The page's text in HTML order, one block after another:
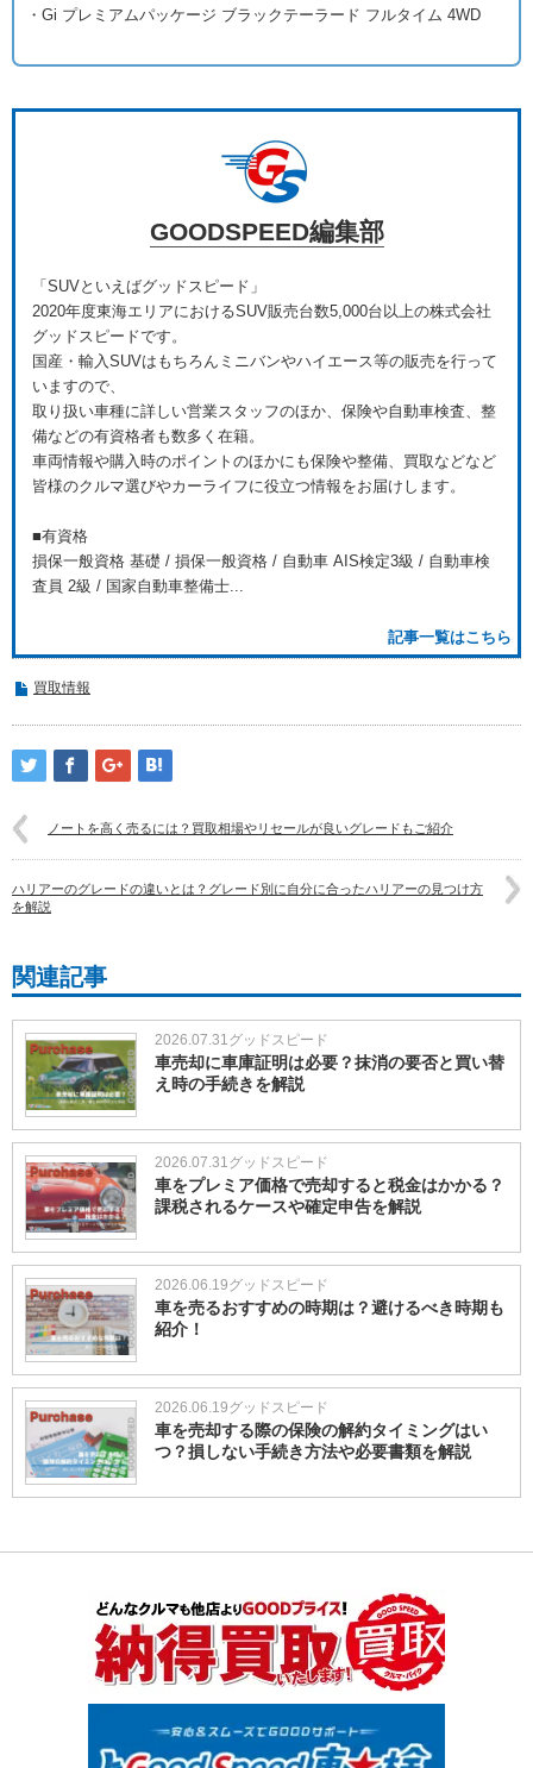
・Gi プレミアムパッケージ ブラックテーラード フルタイム 4WD
GOODSPEED編集部
「SUVといえばグッドスピード」
2020年度東海エリアにおけるSUV販売台数5,000台以上の株式会社
グッドスピードです。
国産・輸入SUVはもちろんミニバンやハイエース等の販売を行って
いますので、
取り扱い車種に詳しい営業スタッフのほか、保険や自動車検査、整
備などの有資格者も数多く在籍。
車両情報や購入時のポイントのほかにも保険や整備、買取などなど
皆様のクルマ選びやカーライフに役立つ情報をお届けします。
■有資格
損保一般資格 基礎 / 損保一般資格 / 自動車 AIS検定3級 / 自動車検
査員 2級 / 国家自動車整備士...
記事一覧はこちら
買取情報
ノートを高く売るには？買取相場やリセールが良いグレードもご紹介
ハリアーのグレードの違いとは？グレード別に自分に合ったハリアーの見つけ方
を解説
関連記事
2026.07.31グッドスピード
車売却に車庫証明は必要？抹消の要否と買い替
え時の手続きを解説
2026.07.31グッドスピード
車をプレミア価格で売却すると税金はかかる？
課税されるケースや確定申告を解説
2026.06.19グッドスピード
車を売るおすすめの時期は？避けるべき時期も
紹介！
2026.06.19グッドスピード
車を売却する際の保険の解約タイミングはい
つ？損しない手続き方法や必要書類を解説